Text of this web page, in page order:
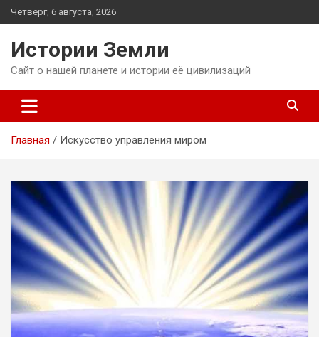
Перейти
к
Четверг, 6 августа, 2026
Истории Земли
Сайт о нашей планете и истории её цивилизаций
Главная Искусство управления миром